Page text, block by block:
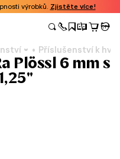
výrobků. Zjistěte více!
Příslušenství k
Plössl 6 mm s